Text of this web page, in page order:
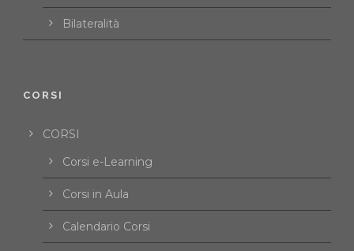
Bilateralità
CORSI
CORSI
Corsi e-Learning
Corsi in Aula
Calendario Corsi